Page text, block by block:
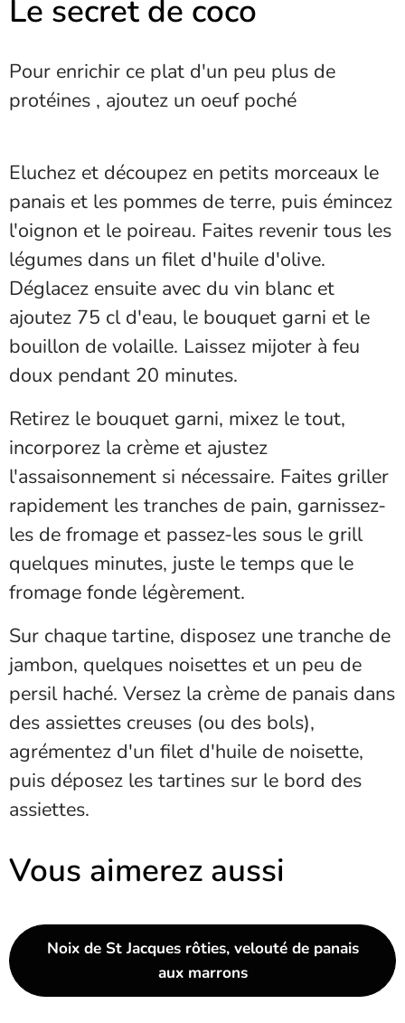
Le secret de coco
Pour enrichir ce plat d'un peu plus de
protéines , ajoutez un oeuf poché
Eluchez et découpez en petits morceaux le
panais et les pommes de terre, puis émincez
l'oignon et le poireau. Faites revenir tous les
légumes dans un filet d'huile d'olive.
Déglacez ensuite avec du vin blanc et
ajoutez 75 cl d'eau, le bouquet garni et le
bouillon de volaille. Laissez mijoter à feu
doux pendant 20 minutes.
Retirez le bouquet garni, mixez le tout,
incorporez la crème et ajustez
l'assaisonnement si nécessaire. Faites griller
rapidement les tranches de pain, garnissez-
les de fromage et passez-les sous le grill
quelques minutes, juste le temps que le
fromage fonde légèrement.
Sur chaque tartine, disposez une tranche de
jambon, quelques noisettes et un peu de
persil haché. Versez la crème de panais dans
des assiettes creuses (ou des bols),
agrémentez d'un filet d'huile de noisette,
puis déposez les tartines sur le bord des
assiettes.
Vous aimerez aussi
Noix de St Jacques rôties, velouté de panais
aux marrons